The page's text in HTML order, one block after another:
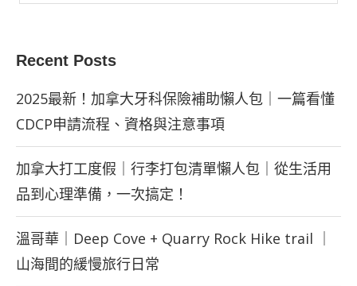
Recent Posts
2025最新！加拿大牙科保險補助懶人包｜一篇看懂
CDCP申請流程、資格與注意事項
加拿大打工度假｜行李打包清單懶人包｜從生活用
品到心理準備，一次搞定！
溫哥華｜Deep Cove + Quarry Rock Hike trail ｜
山海間的緩慢旅行日常